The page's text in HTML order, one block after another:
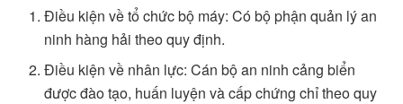
Điều kiện về tổ chức bộ máy: Có bộ phận quản lý an
ninh hàng hải theo quy định.
Điều kiện về nhân lực: Cán bộ an ninh cảng biển
được đào tạo, huấn luyện và cấp chứng chỉ theo quy